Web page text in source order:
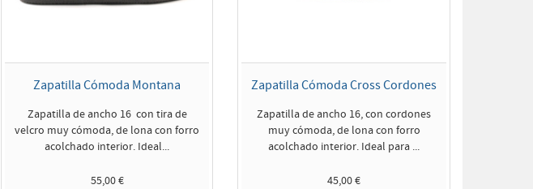
Zapatilla Cómoda Montana
Zapatilla de ancho 16 con tira de
velcro muy cómoda, de lona con forro
acolchado interior. Ideal...
55,00 €
Zapatilla Cómoda Cross Cordones
Zapatilla de ancho 16, con cordones
muy cómoda, de lona con forro
acolchado interior. Ideal para ...
45,00 €